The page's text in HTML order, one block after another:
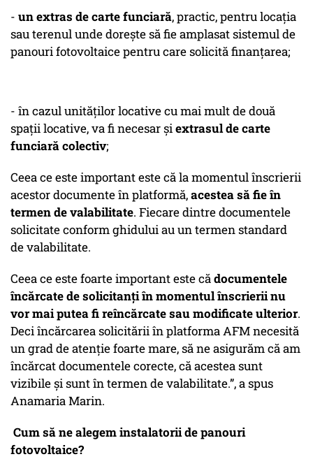
- un extras de carte funciară, practic, pentru locația
sau terenul unde dorește să fie amplasat sistemul de
panouri fotovoltaice pentru care solicită finanțarea;
- în cazul unităților locative cu mai mult de două
spații locative, va fi necesar șiextrasul de carte
funciară colectiv;
Ceea ce este important este că la momentul înscrierii
acestor documente în platformă,acestea să fie în
termen de valabilitate. Fiecare dintre documentele
solicitate conform ghidului au un termen standard
de valabilitate.
Ceea ce este foarte important este cădocumentele
încărcate de solicitanți în momentul înscrierii nu
vor mai putea fi reîncărcate sau modificate ulterior.
Deci încărcarea solicitării în platforma AFM necesită
un grad de atenție foarte mare, să ne asigurăm că am
încărcat documentele corecte, că acestea sunt
vizibile și sunt în termen de valabilitate.”, a spus
Anamaria Marin.
Cum să ne alegem instalatorii de panouri
fotovoltaice?